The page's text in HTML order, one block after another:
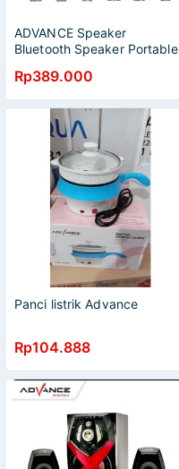
ADVANCE Speaker
Bluetooth Speaker Portable
Garansi Resmi 1 Tahun
Rp389.000
Panci listrik Advance
Rp104.888